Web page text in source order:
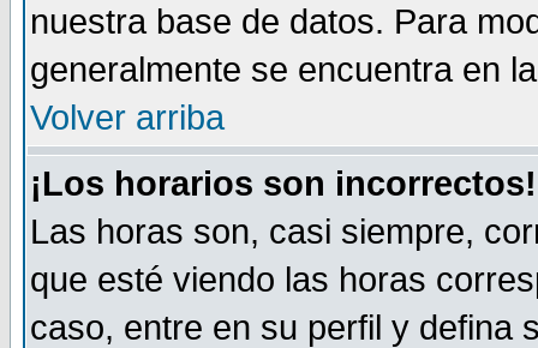
nuestra base de datos. Para
generalmente se encuentra en
Volver arriba
¡Los horarios son incorrectos!
Las horas son, casi siempre,
que esté viendo las horas
caso, entre en su perfil y defina